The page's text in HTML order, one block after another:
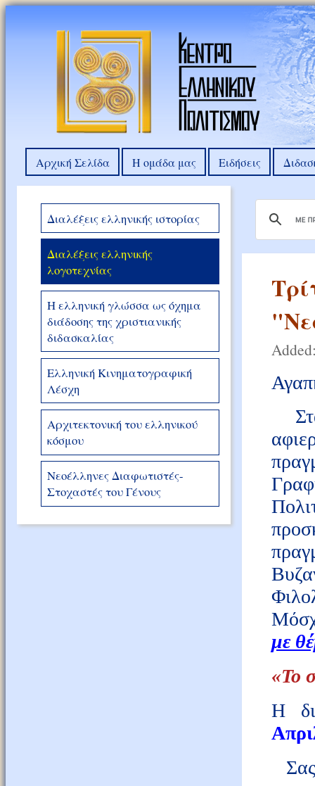
Αρχική Σελίδα Η ομάδα μας Ειδήσεις
Διαλέξεις ελληνικής ιστορίας
Διαλέξεις ελληνικής
λογοτεχνίας
Η ελληνική γλώσσα ως όχημα
διάδοσης της χριστιανικής
διδασκαλίας
Ελληνική Κινηματογραφική
Λέσχη
Αρχιτεκτονική του ελληνικού
κόσμου
Νεοέλληνες Διαφωτιστές-
Στοχαστές του Γένους
με
«Το
Η